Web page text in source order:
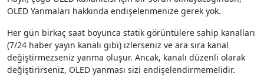
OLED Yanmaları hakkında endişelenmenize gerek yok.
Her gün birkaç saat boyunca statik görüntülere sahip kanalları
(7/24 haber yayın kanalı gibi) izlerseniz ve ara sıra kanal
değiştirmezseniz yanma oluşur. Ancak, kanalı düzenli olarak
değiştirirseniz, OLED yanması sizi endişelendirmemelidir.